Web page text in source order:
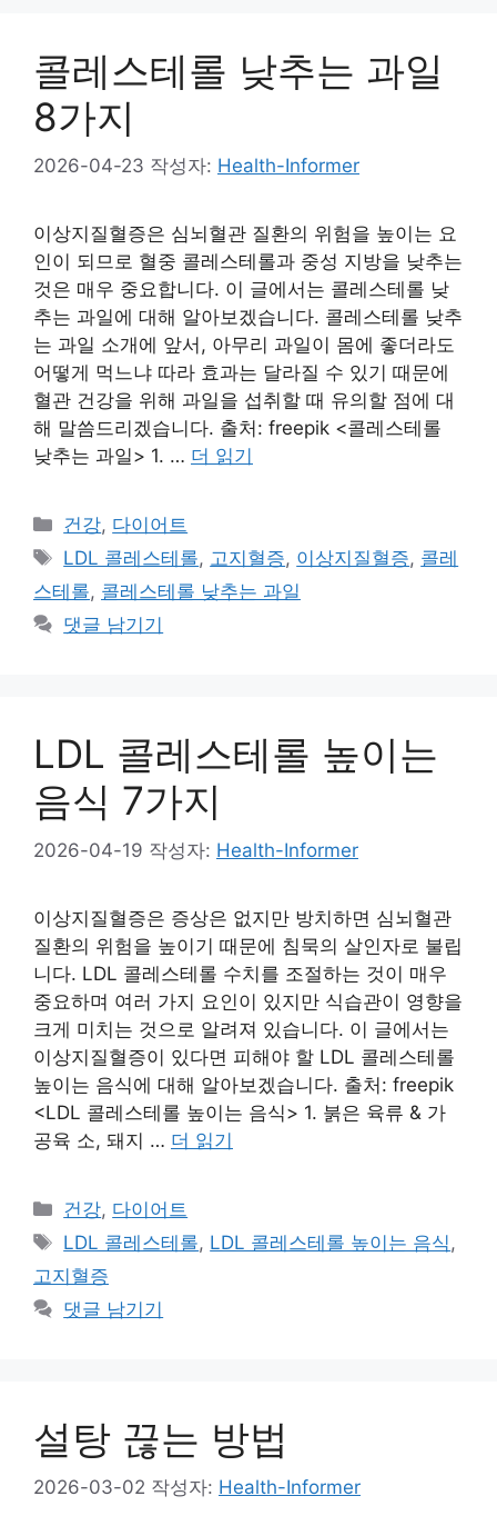
콜레스테롤 낮추는 과일
8가지
2026-04-23 작성자: Health-Informer
이상지질혈증은 심뇌혈관 질환의 위험을 높이는 요
인이 되므로 혈중 콜레스테롤과 중성 지방을 낮추는
것은 매우 중요합니다. 이 글에서는 콜레스테롤 낮
추는 과일에 대해 알아보겠습니다. 콜레스테롤 낮추
는 과일 소개에 앞서, 아무리 과일이 몸에 좋더라도
어떻게 먹느냐 따라 효과는 달라질 수 있기 때문에
혈관 건강을 위해 과일을 섭취할 때 유의할 점에 대
해 말씀드리겠습니다. 출처: freepik <콜레스테롤
낮추는 과일> 1. … 더 읽기
카
테
리
건강, 다이어트
태
그
LDL 콜레스테롤, 고지혈증, 이상지질혈증, 콜레
스테롤, 콜레스테롤 낮추는 과일
댓글 남기기
LDL 콜레스테롤 높이는
음식 7가지
2026-04-19 작성자: Health-Informer
이상지질혈증은 증상은 없지만 방치하면 심뇌혈관
질환의 위험을 높이기 때문에 침묵의 살인자로 불립
니다. LDL 콜레스테롤 수치를 조절하는 것이 매우
중요하며 여러 가지 요인이 있지만 식습관이 영향을
크게 미치는 것으로 알려져 있습니다. 이 글에서는
이상지질혈증이 있다면 피해야 할 LDL 콜레스테롤
높이는 음식에 대해 알아보겠습니다. 출처: freepik
<LDL 콜레스테롤 높이는 음식> 1. 붉은 육류 & 가
공육 소, 돼지 … 더 읽기
카
테
리
건강, 다이어트
태
그
LDL 콜레스테롤, LDL 콜레스테롤 높이는 음식 ,
고지혈증
댓글 남기기
설탕 끊는 방법
2026-03-02 작성자: Health-Informer